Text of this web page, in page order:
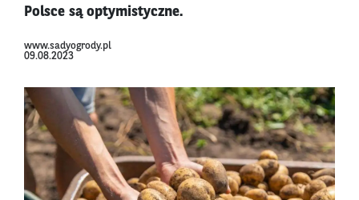
Polsce są optymistyczne.
www.sadyogrody.pl
09.08.2023